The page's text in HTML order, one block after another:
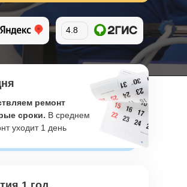
ремонт
сроки. В среднем
уходит 1 день
4.8